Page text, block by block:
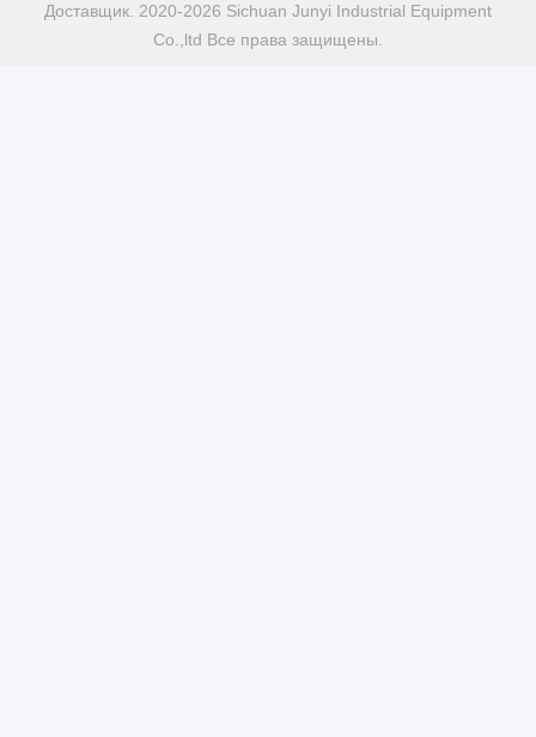
Доставщик. 2020-2026 Sichuan Junyi Industrial Equipment
Co.,ltd Все права защищены.